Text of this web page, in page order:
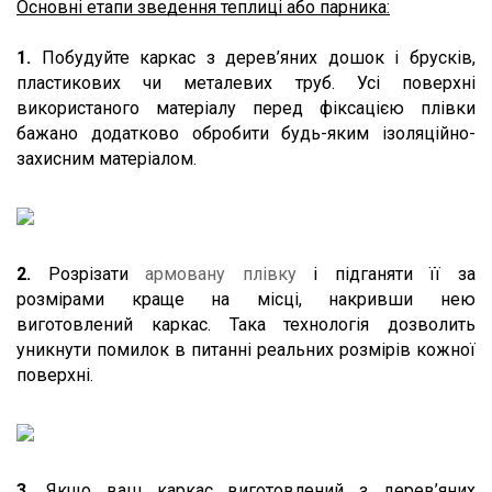
Основні етапи зведення теплиці або парника:
1. Побудуйте каркас з дерев’яних дошок і брусків,
пластикових чи металевих труб. Усі поверхні
використаного матеріалу перед фіксацією плівки
бажано додатково обробити будь-яким ізоляційно-
захисним матеріалом.
2. Розрізати армовану плівку і підганяти її за
розмірами краще на місці, накривши нею
виготовлений каркас. Така технологія дозволить
уникнути помилок в питанні реальних розмірів кожної
поверхні.